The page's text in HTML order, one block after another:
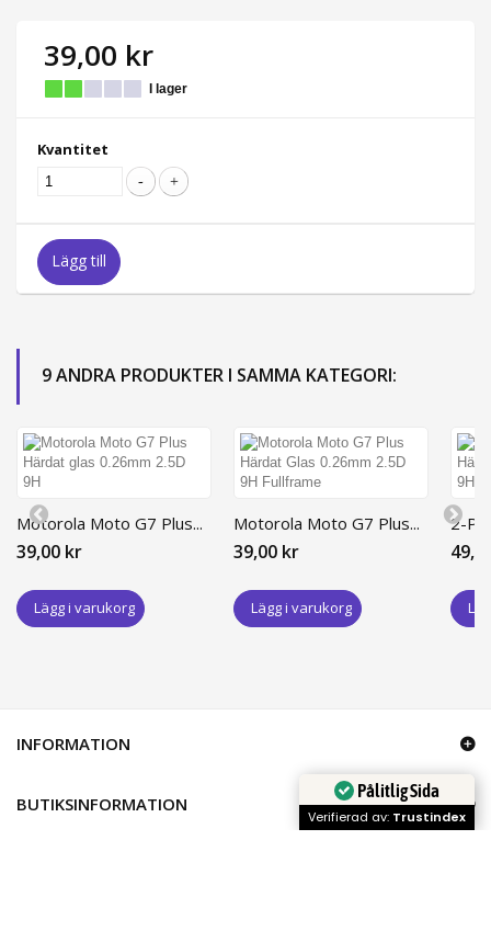
39,00 kr
I lager
Kvantitet
Lägg till
9 ANDRA PRODUKTER I SAMMA KATEGORI:
Motorola Moto G7 Plus...
39,00 kr
Lägg i varukorg
Motorola Moto G7 Plus...
39,00 kr
Lägg i varukorg
2-
INFORMATION
BUTIKSINFORMATION
Pålitlig Sida
Verifierad av: Trustindex